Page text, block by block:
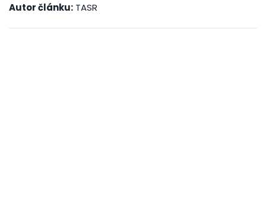
Autor článku: TASR